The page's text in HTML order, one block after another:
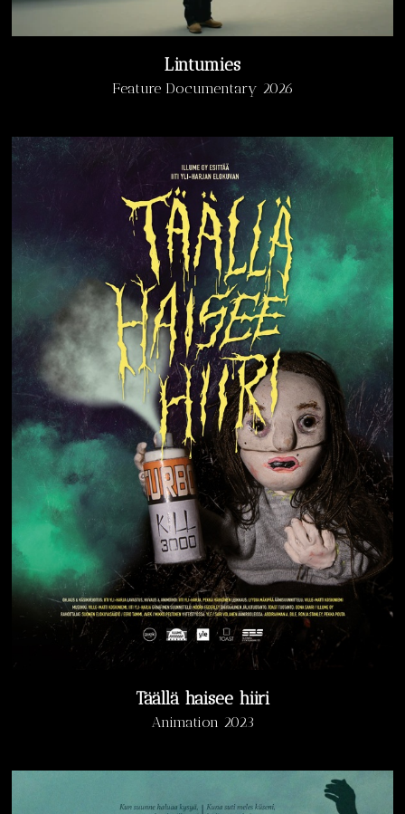
Lintumies
Feature Documentary 2026
Täällä haisee hiiri
Animation 2023